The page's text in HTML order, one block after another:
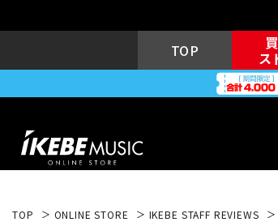
TOP
ス
TOP ONLINE STORE IKEBE STAFF REVIEWS